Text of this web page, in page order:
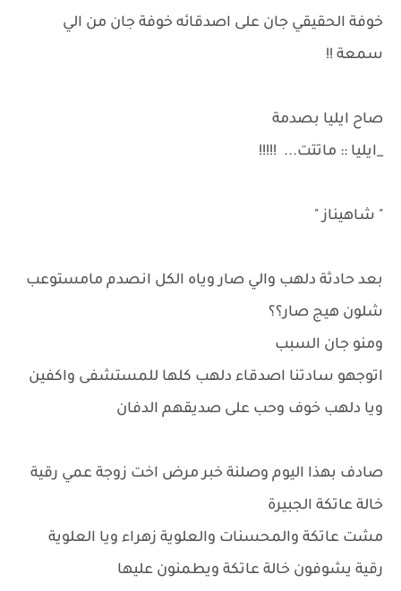
خوفة الحقيقي جان على اصدقائه خوفة جان من الي
سمعة !!
صاح ايليا بصدمة
_ايليا :: ماتتت... !!!!!
" شاهيناز "
بعد حادثة دلهب والي صار وياه الكل انصدم مامستوعب
شلون هيج صار؟؟
ومنو جان السبب
اتوجهو سادتنا اصدقاء دلهب كلها للمستشفى واكفين
ويا دلهب خوف وحب على صديقهم الدفان
صادف بهذا اليوم وصلنة خبر مرض اخت زوجة عمي رقية
خالة عاتكة الجبيرة
مشت عاتكة والمحسنات والعلوية زهراء ويا العلوية
رقية يشوفون خالة عاتكة ويطمنون عليها